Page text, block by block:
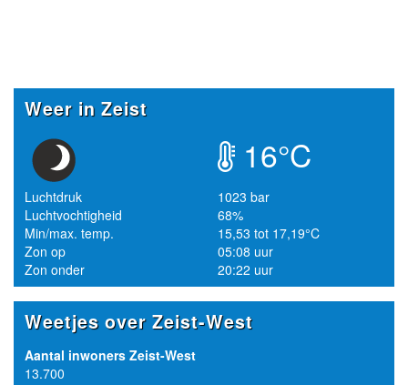
Weer in Zeist
16°C
Luchtdruk
1023 bar
Luchtvochtigheid
68%
Min/max. temp.
15,53 tot 17,19°C
Zon op
05:08 uur
Zon onder
20:22 uur
Weetjes over Zeist-West
Aantal inwoners Zeist-West
13.700